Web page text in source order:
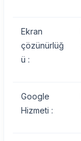
Ekran
çözünürlüğ
ü :
Google
Hizmeti :